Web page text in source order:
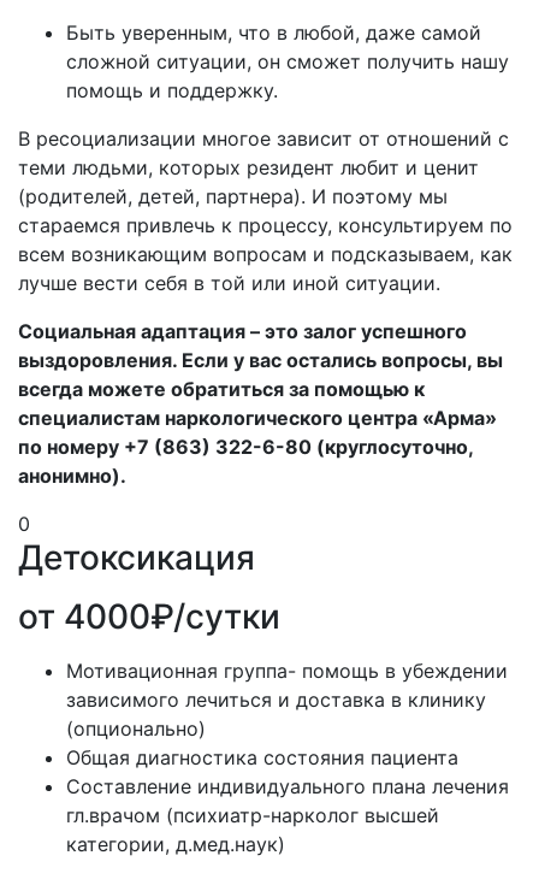
Быть уверенным, что в любой, даже самой
сложной ситуации, он сможет получить нашу
помощь и поддержку.
В ресоциализации многое зависит от отношений с
теми людьми, которых резидент любит и ценит
(родителей, детей, партнера). И поэтому мы
стараемся привлечь к процессу, консультируем по
всем возникающим вопросам и подсказываем, как
лучше вести себя в той или иной ситуации.
Социальная адаптация – это залог успешного
выздоровления. Если у вас остались вопросы, вы
всегда можете обратиться за помощью к
специалистам наркологического центра «Арма»
по номеру +7 (863) 322-6-80 (круглосуточно,
анонимно).
0
Детоксикация
от 4000₽/сутки
Мотивационная группа- помощь в убеждении
зависимого лечиться и доставка в клинику
(опционально)
Общая диагностика состояния пациента
Составление индивидуального плана лечения
гл.врачом (психиатр-нарколог высшей
категории, д.мед.наук)